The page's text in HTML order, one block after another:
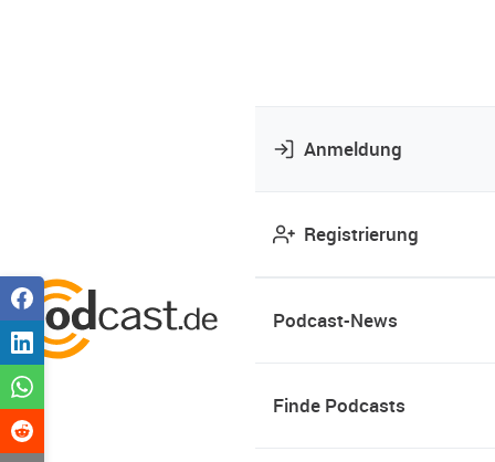
Anmeldung
Registrierung
Podcast-News
Finde Podcasts